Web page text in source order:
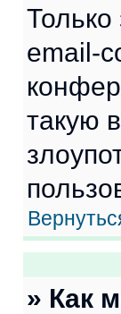
Только
email-
такую
» Как